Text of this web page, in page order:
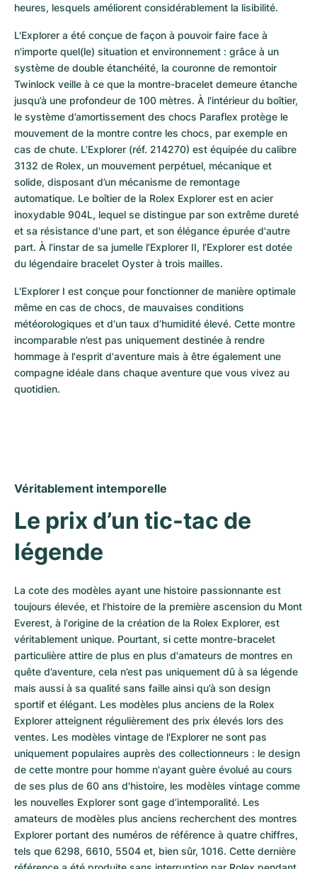
heures, lesquels améliorent considérablement la lisibilité.
L'Explorer a été conçue de façon à pouvoir faire face à
n'importe quel(le) situation et environnement : grâce à un
système de double étanchéité, la couronne de remontoir
Twinlock veille à ce que la montre-bracelet demeure étanche
jusqu’à une profondeur de 100 mètres. À l'intérieur du boîtier,
le système d’amortissement des chocs Paraflex protège le
mouvement de la montre contre les chocs, par exemple en
cas de chute. L’Explorer (réf. 214270) est équipée du calibre
3132 de Rolex, un mouvement perpétuel, mécanique et
solide, disposant d’un mécanisme de remontage
automatique. Le boîtier de la Rolex Explorer est en acier
inoxydable 904L, lequel se distingue par son extrême dureté
et sa résistance d'une part, et son élégance épurée d'autre
part. À l'instar de sa jumelle l’Explorer II, l’Explorer est dotée
du légendaire bracelet Oyster à trois mailles.
L'Explorer I est conçue pour fonctionner de manière optimale
même en cas de chocs, de mauvaises conditions
météorologiques et d'un taux d’humidité élevé. Cette montre
incomparable n’est pas uniquement destinée à rendre
hommage à l'esprit d'aventure mais à être également une
compagne idéale dans chaque aventure que vous vivez au
quotidien.
Véritablement intemporelle
Le prix d’un tic-tac de
légende
La cote des modèles ayant une histoire passionnante est
toujours élevée, et l'histoire de la première ascension du Mont
Everest, à l'origine de la création de la Rolex Explorer, est
véritablement unique. Pourtant, si cette montre-bracelet
particulière attire de plus en plus d'amateurs de montres en
quête d’aventure, cela n’est pas uniquement dû à sa légende
mais aussi à sa qualité sans faille ainsi qu’à son design
sportif et élégant. Les modèles plus anciens de la Rolex
Explorer atteignent régulièrement des prix élevés lors des
ventes. Les modèles vintage de l'Explorer ne sont pas
uniquement populaires auprès des collectionneurs : le design
de cette montre pour homme n'ayant guère évolué au cours
de ses plus de 60 ans d'histoire, les modèles vintage comme
les nouvelles Explorer sont gage d’intemporalité. Les
amateurs de modèles plus anciens recherchent des montres
Explorer portant des numéros de référence à quatre chiffres,
tels que 6298, 6610, 5504 et, bien sûr, 1016. Cette dernière